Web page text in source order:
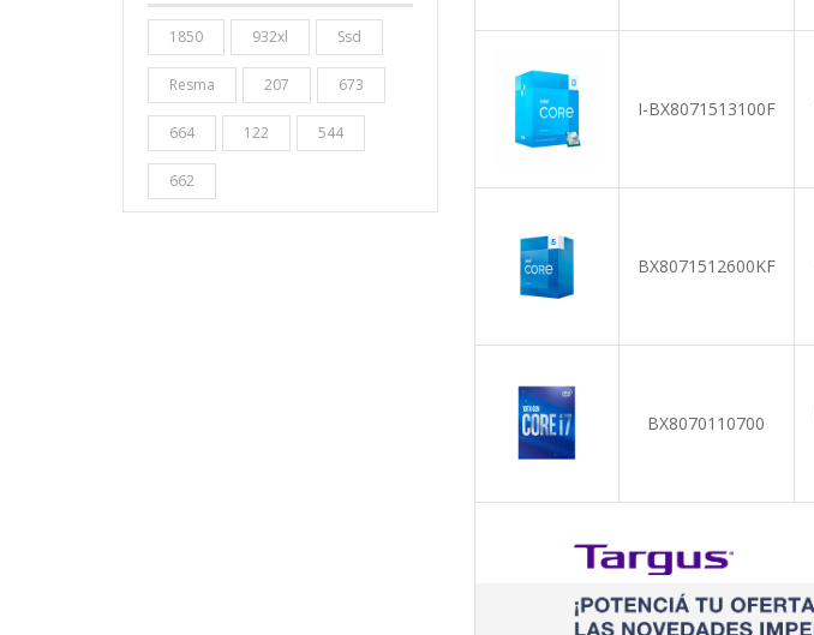
1850 932xl Ssd
Resma 207 673
664 122 544
662
I-BX8071513100F
BX8071512600KF
BX8070110700